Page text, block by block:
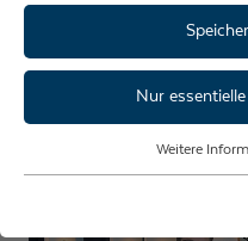
Career Fair
University
Nur
Essentielle Cookies werden für
Weitere